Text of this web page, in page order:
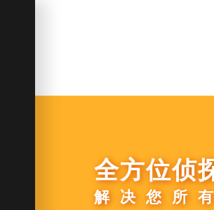
全方位侦
解决您所